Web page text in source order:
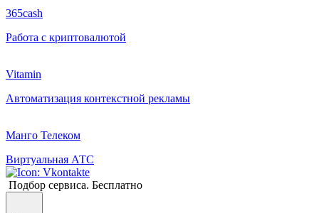
365cash
Работа с криптовалютой
Vitamin
Автоматизация контекстной рекламы
Манго Телеком
Виртуальная АТС
Подбор сервиса. Бесплатно